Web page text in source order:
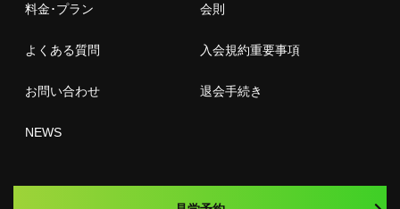
料金･プラン
よくある質問
お問い合わせ
NEWS
会則
入会規約重要事項
退会手続き